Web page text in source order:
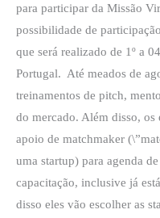
para participar da Missão
possibilidade de
que será realizado de 1º a
Portugal. Até meados de
treinamentos de pitch,
do mercado. Além disso, os
apoio de matchmaker
uma startup) para agenda
capacitação, inclusive já
disso eles vão escolher as